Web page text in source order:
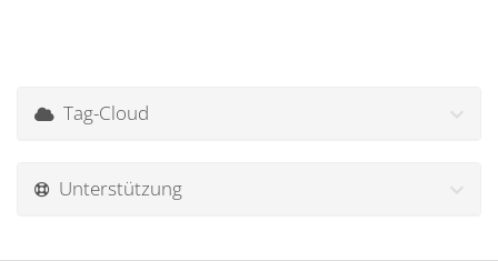
Tag-Cloud
Unterstützung